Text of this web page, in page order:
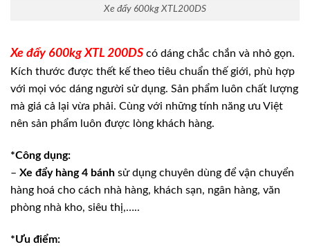
Xe đẩy 600kg XTL200DS
Xe đẩy 600kg XTL 200DS có dáng chắc chắn và nhỏ gọn.
Kích thước được thết kế theo tiêu chuẩn thế giới, phù hợp
với mọi vóc dáng người sử dụng. Sản phẩm luôn chất lượng
mà giá cả lại vừa phải. Cùng với những tính năng ưu Việt
nên sản phẩm luôn được lòng khách hàng.
*Công dụng:
– Xe đẩy hàng 4 bánh sử dụng chuyên dùng để vận chuyển
hàng hoá cho cách nhà hàng, khách sạn, ngân hàng, văn
phòng nhà kho, siêu thị,…..
*Ưu điểm: